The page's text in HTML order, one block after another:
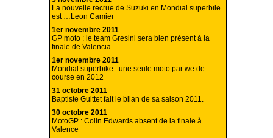
La nouvelle recrue de Suzuki en Mondial superbile
est …Leon Camier
1er novembre 2011
GP moto : le team Gresini sera bien présent à la
finale de Valencia.
1er novembre 2011
Mondial superbike : une seule moto par we de
course en 2012
31 octobre 2011
Baptiste Guittet fait le bilan de sa saison 2011.
30 octobre 2011
MotoGP : Colin Edwards absent de la finale à
Valence